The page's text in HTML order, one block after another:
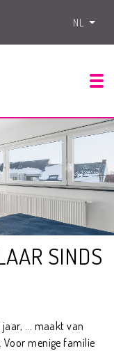
NL
SINDS
jaar, ... maakt van
Voor menige familie